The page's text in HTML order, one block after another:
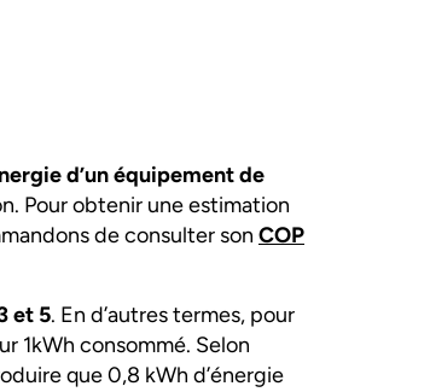
d’un équipement de
Pour obtenir une estimation
de consulter son COP
et 5. En d’autres termes, pour
1kWh consommé. Selon
que 0,8 kWh d’énergie